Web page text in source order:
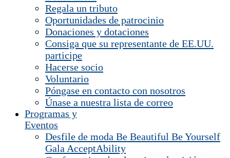
Regala un tributo
Oportunidades de patrocinio
Donaciones y dotaciones
Consiga que su representante de EE.UU.
participe
Hacerse socio
Voluntario
Póngase en contacto con nosotros
Únase a nuestra lista de correo
Programas y
Eventos
Desfile de moda Be Beautiful Be Yourself
Gala AcceptAbility